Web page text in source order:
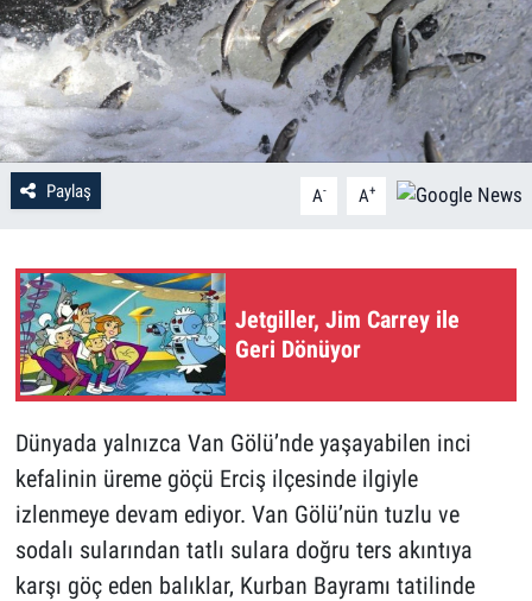
Paylaş A- A+
Jetgiller, Jim Carrey ile
Geri Dönüyor
Dünyada yalnızca Van Gölü’nde yaşayabilen inci
kefalinin üreme göçü Erciş ilçesinde ilgiyle
izlenmeye devam ediyor. Van Gölü’nün tuzlu ve
sodalı sularından tatlı sulara doğru ters akıntıya
karşı göç eden balıklar, Kurban Bayramı tatilinde